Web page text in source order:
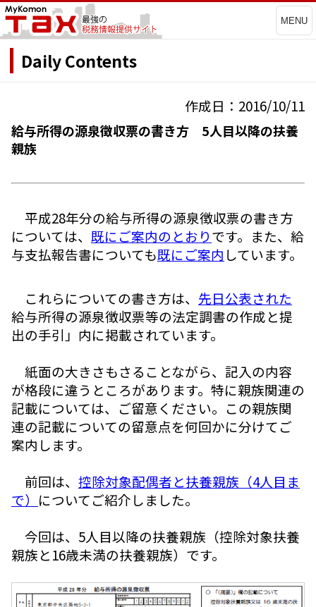
MENU
Daily Contents
作成日：2016/10/11
給与所得の源泉徴収票の書き方 5人目以降の扶養
親族
平成28年分の給与所得の源泉徴収票の書き方
については、 既にご案内のとおりです。また、給
与支払報告書についても既にご案内 しています。
これらについての書き方は、 先日公表された
給与所得の源泉徴収票等の法定調書の作成と提
出の手引」内に掲載されています。
紙面の大きさもさることながら、記入の内容
が格段に違うところがあります。特に親族関連の
記載については、ご留意ください。この親族関
連の記載についての留意点を何回かに分けてご
案内します。
前回は、 控除対象配偶者と扶養親族（4人目ま
で） についてご紹介しました。
今回は、5人目以降の扶養親族（控除対象扶養
親族と16歳未満の扶養親族）です。